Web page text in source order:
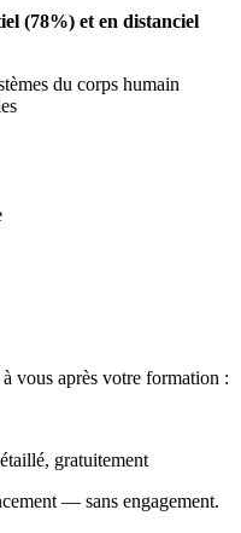
(78%) et en distanciel
du corps humain
et communication
vous après votre formation :
gratuitement
— sans engagement.